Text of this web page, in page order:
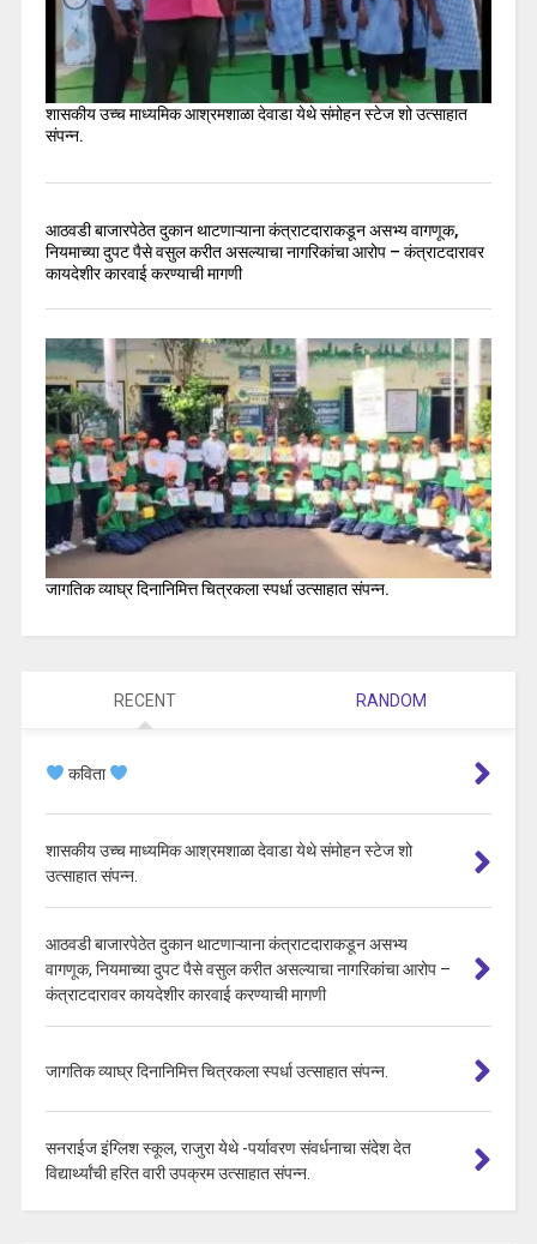
शासकीय उच्च माध्यमिक आश्रमशाळा देवाडा येथे संमोहन स्टेज शो उत्साहात
संपन्न.
आठवडी बाजारपेठेत दुकान थाटणाऱ्याना कंत्राटदाराकडून असभ्य वागणूक,
नियमाच्या दुपट पैसे वसुल करीत असल्याचा नागरिकांचा आरोप – कंत्राटदारावर
कायदेशीर कारवाई करण्याची मागणी
जागतिक व्याघ्र दिनानिमित्त चित्रकला स्पर्धा उत्साहात संपन्न.
RECENT RANDOM
कविता
शासकीय उच्च माध्यमिक आश्रमशाळा देवाडा येथे संमोहन स्टेज शो
उत्साहात संपन्न.
आठवडी बाजारपेठेत दुकान थाटणाऱ्याना कंत्राटदाराकडून असभ्य
वागणूक, नियमाच्या दुपट पैसे वसुल करीत असल्याचा नागरिकांचा आरोप –
कंत्राटदारावर कायदेशीर कारवाई करण्याची मागणी
जागतिक व्याघ्र दिनानिमित्त चित्रकला स्पर्धा उत्साहात संपन्न.
सनराईज इंग्लिश स्कूल, राजुरा येथे -पर्यावरण संवर्धनाचा संदेश देत
विद्यार्थ्यांची हरित वारी उपक्रम उत्साहात संपन्न.